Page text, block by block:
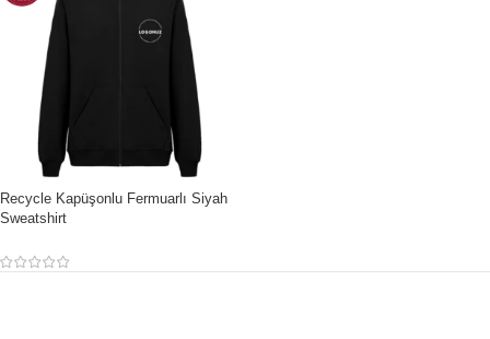
STOKTA YOK
Recycle Kapüşonlu Fermuarlı Siyah
Sweatshirt